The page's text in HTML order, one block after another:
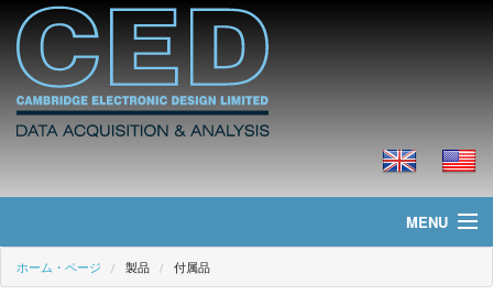
MENU
ホーム・ページ
ホーム・ページ 製品 付属品